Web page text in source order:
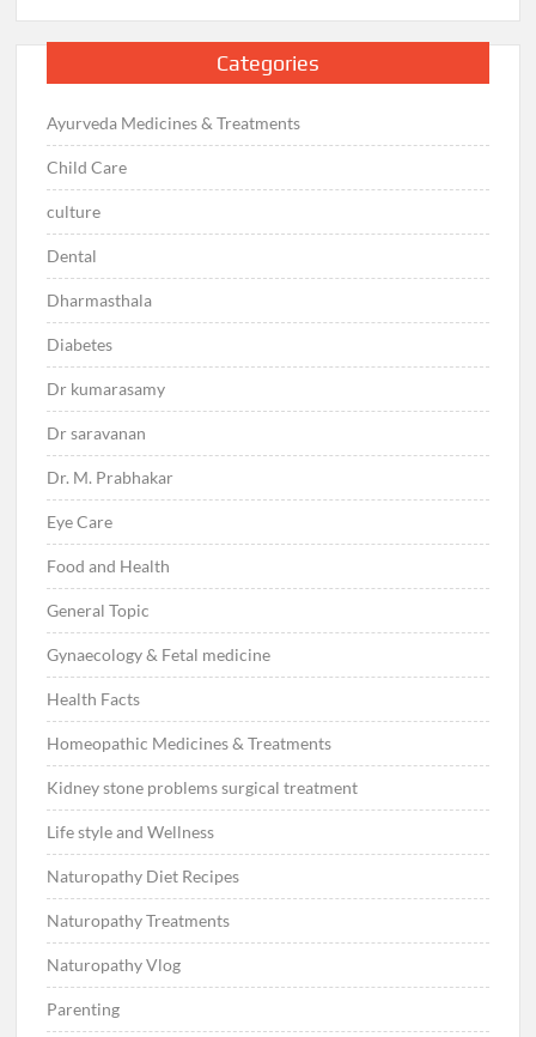
Categories
Ayurveda Medicines & Treatments
Child Care
culture
Dental
Dharmasthala
Diabetes
Dr kumarasamy
Dr saravanan
Dr. M. Prabhakar
Eye Care
Food and Health
General Topic
Gynaecology & Fetal medicine
Health Facts
Homeopathic Medicines & Treatments
Kidney stone problems surgical treatment
Life style and Wellness
Naturopathy Diet Recipes
Naturopathy Treatments
Naturopathy Vlog
Parenting